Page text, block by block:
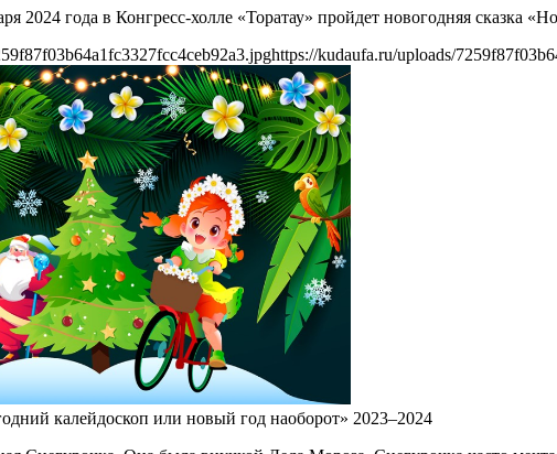
2024 года в Конгресс-холле «Торатау» пройдет новогодняя сказка
https://kudaufa.ru/uploads/
калейдоскоп или новый год наоборот» 2023–2024